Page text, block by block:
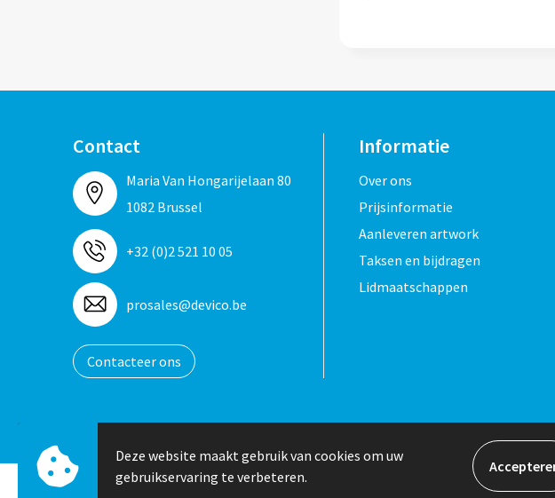
Contact
Maria Van Hongarijelaan 80
1082 Brussel
+32 (0)2 521 10 05
prosales@devico.be
Contacteer ons
Informatie
Over ons
Prijsinformatie
Aanleveren artwork
Taksen en bijdragen
Lidmaatschappen
Deze website maakt gebruik van cookies om uw
gebruikservaring te verbeteren.